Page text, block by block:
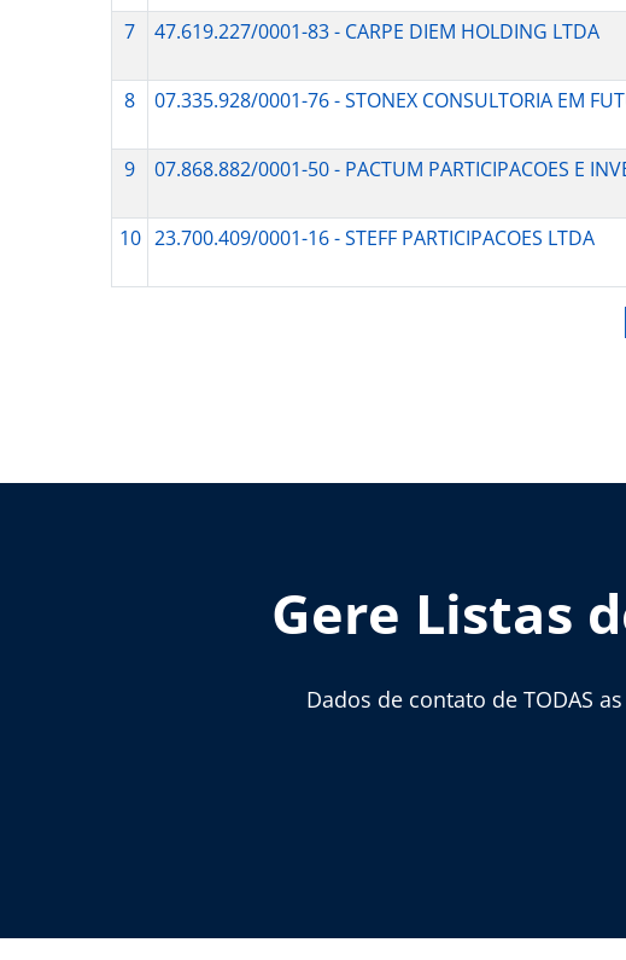
7
47.619.227/0001-83 - CARPE DIEM HOLDING LTDA
8
07.335.928/0001-76 - STONEX CONSULTORIA EM
9
07.868.882/0001-50 - PACTUM PARTICIPACOES E
10 23.700.409/0001-16 - STEFF PARTICIPACOES LTDA
Gere Listas
Dados de contato de TODAS